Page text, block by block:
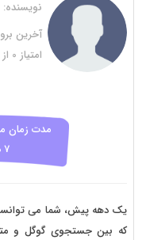
نویسنده:
آخرین
امتیاز 0 از
مدت زمان
7 دقیقه
یک دهه پیش، شما می
که بین جستجوی گوگل و